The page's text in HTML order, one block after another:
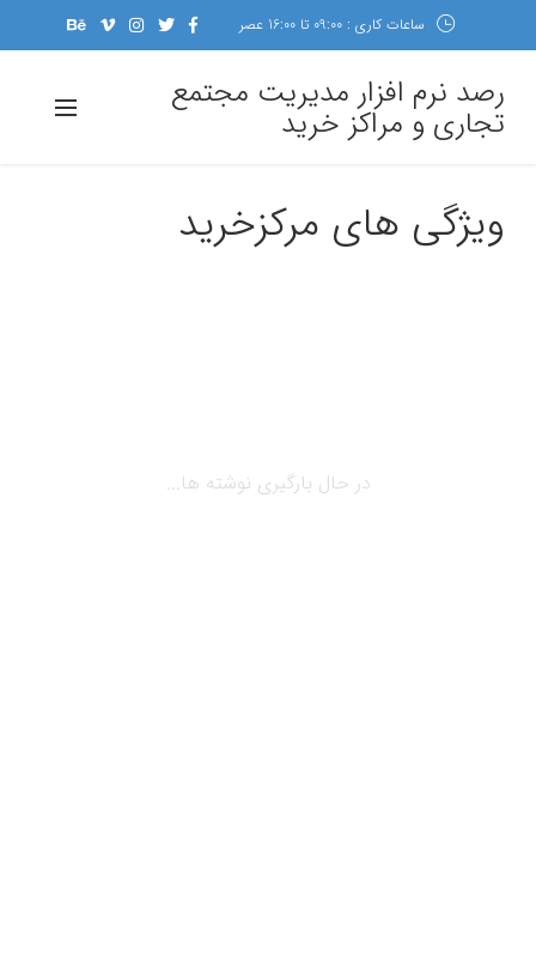
ساعات کاری : 09:00 تا 16:00 عصر
رصد نرم افزار مدیریت مجتمع
تجاری و مراکز خرید
ویژگی های مرکزخرید
در حال بارگیری نوشته ها...